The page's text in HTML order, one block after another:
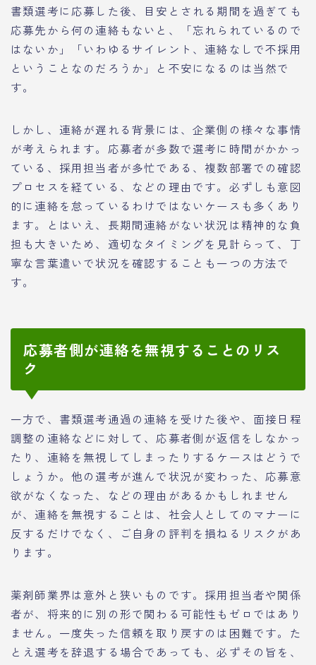
書類選考に応募した後、目安とされる期間を過ぎても
応募先から何の連絡もないと、「忘れられているので
はないか」「いわゆるサイレント、連絡なしで不採用
ということなのだろうか」と不安になるのは当然で
す。
しかし、連絡が遅れる背景には、企業側の様々な事情
が考えられます。応募者が多数で選考に時間がかかっ
ている、採用担当者が多忙である、複数部署での確認
プロセスを経ている、などの理由です。必ずしも意図
的に連絡を怠っているわけではないケースも多くあり
ます。とはいえ、長期間連絡がない状況は精神的な負
担も大きいため、適切なタイミングを見計らって、丁
寧な言葉遣いで状況を確認することも一つの方法で
す。
応募者側が連絡を無視することのリス
ク
一方で、書類選考通過の連絡を受けた後や、面接日程
調整の連絡などに対して、応募者側が返信をしなかっ
たり、連絡を無視してしまったりするケースはどうで
しょうか。他の選考が進んで状況が変わった、応募意
欲がなくなった、などの理由があるかもしれません
が、連絡を無視することは、社会人としてのマナーに
反するだけでなく、ご自身の評判を損ねるリスクがあ
ります。
薬剤師業界は意外と狭いものです。採用担当者や関係
者が、将来的に別の形で関わる可能性もゼロではあり
ません。一度失った信頼を取り戻すのは困難です。た
とえ選考を辞退する場合であっても、必ずその旨を、